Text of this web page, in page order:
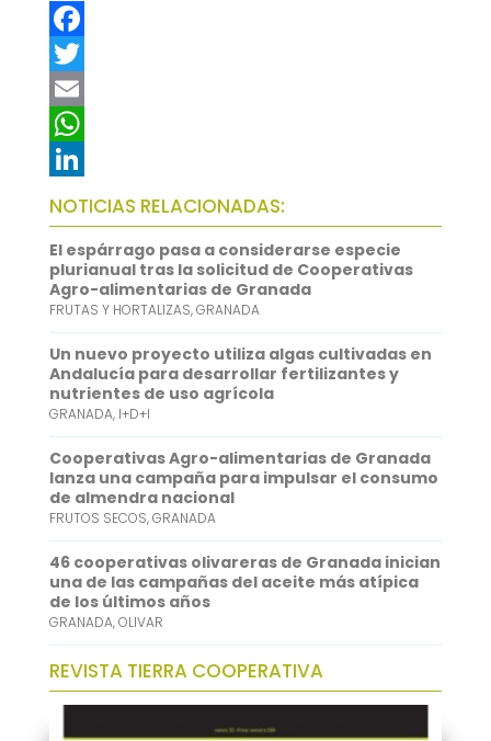
F
a
c
e
b
o
o
k
T
w
t
t
e
r
E
m
a
i
l
W
h
a
t
s
A
p
p
L
i
n
k
e
d
I
n
NOTICIAS RELACIONADAS:
El espárrago pasa a considerarse especie
plurianual tras la solicitud de Cooperativas
Agro-alimentarias de Granada
FRUTAS Y HORTALIZAS,GRANADA
Un nuevo proyecto utiliza algas cultivadas en
Andalucía para desarrollar fertilizantes y
nutrientes de uso agrícola
GRANADA, I+D+I
Cooperativas Agro-alimentarias de Granada
lanza una campaña para impulsar el consumo
de almendra nacional
FRUTOS SECOS,GRANADA
46 cooperativas olivareras de Granada inician
una de las campañas del aceite más atípica
de los últimos años
GRANADA,OLIVAR
REVISTA TIERRA COOPERATIVA